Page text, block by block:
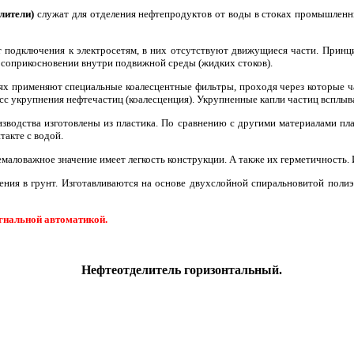
служат для отделения нефтепродуктов от воды в стоках
к электросетям, в них отсутствуют движущиеся части.
внутри подвижной среды (жидких стоков).
применяют специальные коалесцентные фильтры, проходя через которые
нефтечастиц (коалесценция). Укрупненные капли частиц
изготовлены из пластика. По сравнению с другими материалами
с водой.
значение имеет легкость конструкции. А также их
в грунт. Изготавливаются на основе двухслойной спиральновитой
автоматикой.
Нефтеотделитель горизонтальный.